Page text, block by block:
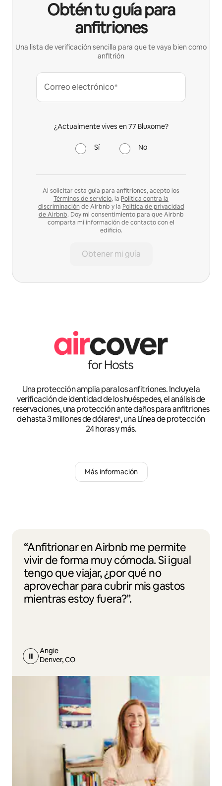
Obtén tu guía para
anfitriones
Una lista de verificación sencilla para que te vaya bien como
anfitrión
Correo electrónico*
¿Actualmente vives en 77 Bluxome?
Sí No
Al solicitar esta guía para anfitriones, acepto los
Términos de servicio, la Política contra la
discriminación de Airbnb y la Política de privacidad
de Airbnb. Doy mi consentimiento para que Airbnb
comparta mi información de contacto con el
edificio.
Obtener mi guía
Una protección amplia para los anfitriones. Incluye la
verificación de identidad de los huéspedes, el análisis de
reservaciones, una protección ante daños para anfitriones
de hasta 3 millones de dólares*, una Línea de protección
24 horas y más.
Más información
“Anfitrionar en Airbnb me permite
vivir de forma muy cómoda. Si igual
tengo que viajar, ¿por qué no
aprovechar para cubrir mis gastos
mientras estoy fuera?”.
Angie
Denver, CO